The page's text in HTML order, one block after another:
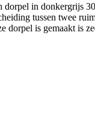
in donkergrijs
tussen twee
is gemaakt is